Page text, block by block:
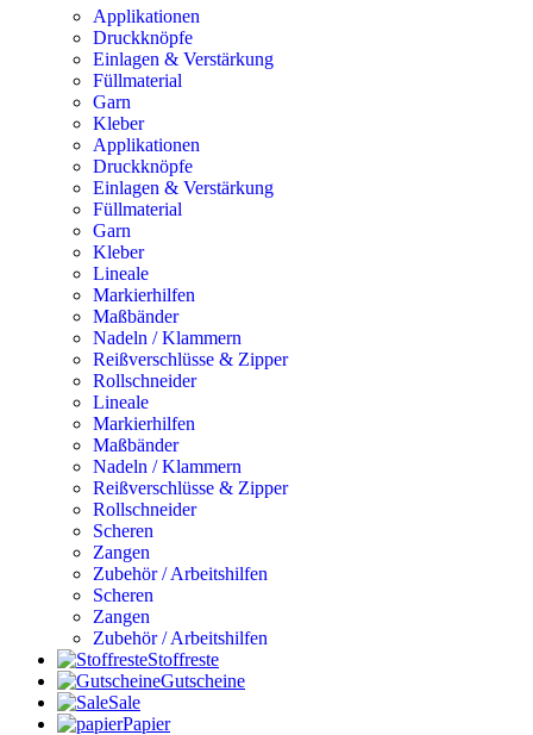
Applikationen
Druckknöpfe
Einlagen & Verstärkung
Füllmaterial
Garn
Kleber
Applikationen
Druckknöpfe
Einlagen & Verstärkung
Füllmaterial
Garn
Kleber
Lineale
Markierhilfen
Maßbänder
Nadeln / Klammern
Reißverschlüsse & Zipper
Rollschneider
Lineale
Markierhilfen
Maßbänder
Nadeln / Klammern
Reißverschlüsse & Zipper
Rollschneider
Scheren
Zangen
Zubehör / Arbeitshilfen
Scheren
Zangen
Zubehör / Arbeitshilfen
Stoffreste
Gutscheine
Sale
Papier